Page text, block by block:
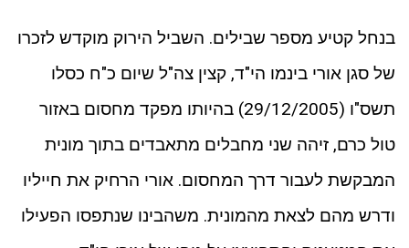
בנחל קטיע מספר שבילים. השביל הירוק מוקדש לזכרו
של סגן אורי בינמו הי"ד, קצין צה"ל שיום כ"ח כסלו
תשס"ו (29/12/2005) בהיותו מפקד מחסום באזור
טול כרם, זיהה שני מחבלים מתאבדים בתוך מונית
המבקשת לעבור דרך המחסום. אורי הרחיק את חייליו
ודרש מהם לצאת מהמונית. משהבינו שנתפסו הפעילו